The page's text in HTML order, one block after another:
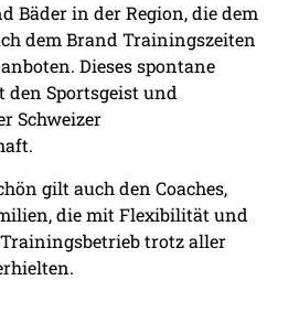
Bäder in der Region, die dem
dem Brand Trainingszeiten
Dieses spontane
Sportsgeist und
Schweizer
gilt auch den Coaches,
die mit Flexibilität und
trotz aller